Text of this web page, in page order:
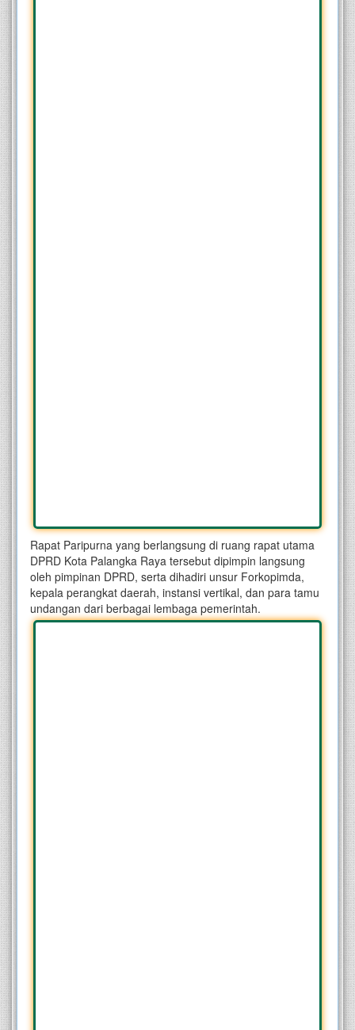
Rapat Paripurna yang berlangsung di ruang rapat utama
DPRD Kota Palangka Raya tersebut dipimpin langsung
oleh pimpinan DPRD, serta dihadiri unsur Forkopimda,
kepala perangkat daerah, instansi vertikal, dan para tamu
undangan dari berbagai lembaga pemerintah.